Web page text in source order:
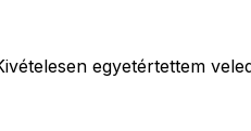
egyetértettem